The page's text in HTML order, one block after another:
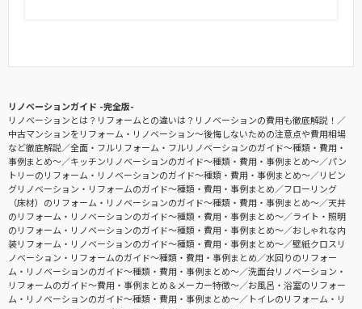
リノベーションガイド -完全版-
リノベーションとは？リフォームとの違いは？リノベーションの費用も徹底解説！
中古マンションをリフォーム・リノベーション〜後悔しないための注意点や費用相場
など徹底解説
全面・フルリフォーム・フルリノベーションのガイド〜種類・費用・
事例まとめ〜
キッチンリノベーションのガイド〜種類・費用・事例まとめ〜
パン
トリーのリフォーム・リノベーションのガイド〜種類・費用・事例まとめ〜
リビン
グリノベーション・リフォームのガイド〜種類・費用・事例まとめ
フローリング
（床材）のリフォーム・リノベーションのガイド〜種類・費用・事例まとめ〜
天井
のリフォーム・リノベーションのガイド〜種類・費用・事例まとめ〜
ライト・照明
のリフォーム・リノベーションのガイド〜種類・費用・事例まとめ〜
おしゃれな内
装リフォーム・リノベーションのガイド〜種類・費用・事例まとめ〜
壁紙クロスリ
ノベーション・リフォームのガイド〜種類・費用・事例まとめ
水回りのリフォー
ム・リノベーションのガイド〜種類・費用・事例まとめ〜
洗面台リノベーション・
リフォームのガイド〜費用・事例まとめ＆メーカー特徴〜
お風呂・浴室のリフォー
ム・リノベーションのガイド〜種類・費用・事例まとめ〜
トイレのリフォーム・リ